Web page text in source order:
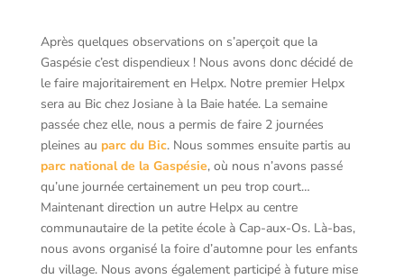
Après quelques observations on s’aperçoit que la
Gaspésie c’est dispendieux ! Nous avons donc décidé de
le faire majoritairement en Helpx. Notre premier Helpx
sera au Bic chez Josiane à la Baie hatée. La semaine
passée chez elle, nous a permis de faire 2 journées
pleines au parc du Bic. Nous sommes ensuite partis au
parc national de la Gaspésie, où nous n’avons passé
qu’une journée certainement un peu trop court…
Maintenant direction un autre Helpx au centre
communautaire de la petite école à Cap-aux-Os. Là-bas,
nous avons organisé la foire d’automne pour les enfants
du village. Nous avons également participé à future mise